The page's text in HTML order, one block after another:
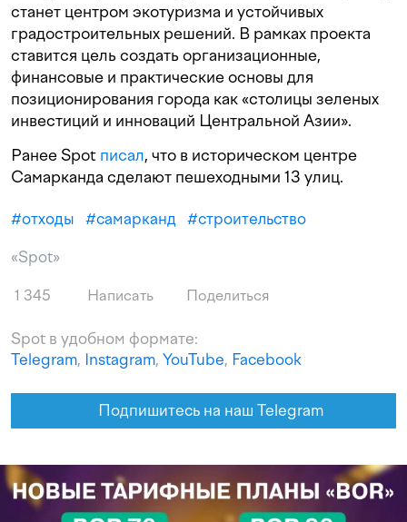
станет центром экотуризма и устойчивых
градостроительных решений. В рамках проекта
ставится цель создать организационные,
финансовые и практические основы для
позиционирования города как «столицы зеленых
инвестиций и инноваций Центральной Азии».
Ранее Spot писал, что в историческом центре
Самарканда сделают пешеходными 13 улиц.
#отходы #самарканд #строительство
«Spot»
1 345 Написать Поделиться
Spot в удобном формате:
Telegram, Instagram, YouTube, Facebook
Подпишитесь на наш Telegram